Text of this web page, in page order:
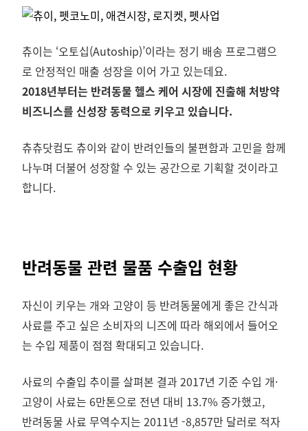
츄이는 ‘오토십(Autoship)’이라는 정기 배송 프로그램으
로 안정적인 매출 성장을 이어 가고 있는데요.
2018년부터는 반려동물 헬스 케어 시장에 진출해 처방약
비즈니스를 신성장 동력으로 키우고 있습니다.
츄츄닷컴도 츄이와 같이 반려인들의 불편함과 고민을 함께
나누며 더불어 성장할 수 있는 공간으로 기획할 것이라고
합니다.
반려동물 관련 물품 수출입 현황
자신이 키우는 개와 고양이 등 반려동물에게 좋은 간식과
사료를 주고 싶은 소비자의 니즈에 따라 해외에서 들어오
는 수입 제품이 점점 확대되고 있습니다.
사료의 수출입 추이를 살펴본 결과 2017년 기준 수입 개·
고양이 사료는 6만톤으로 전년 대비 13.7% 증가했고,
반려동물 사료 무역수지는 2011년 -8,857만 달러로 적자